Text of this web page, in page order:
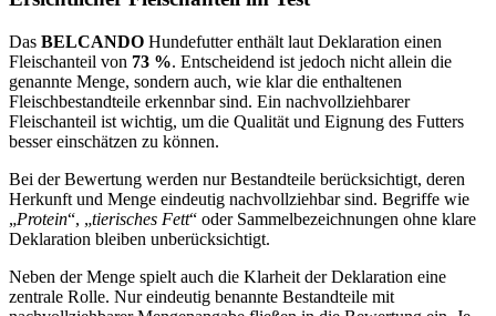
Das BELCANDO Hundefutter enthält laut Deklaration einen
Fleischanteil von 73 %. Entscheidend ist jedoch nicht allein die
genannte Menge, sondern auch, wie klar die enthaltenen
Fleischbestandteile erkennbar sind. Ein nachvollziehbarer
Fleischanteil ist wichtig, um die Qualität und Eignung des Futters
besser einschätzen zu können.
Bei der Bewertung werden nur Bestandteile berücksichtigt, deren
Herkunft und Menge eindeutig nachvollziehbar sind. Begriffe wie
„Protein“, „tierisches Fett“ oder Sammelbezeichnungen ohne klare
Deklaration bleiben unberücksichtigt.
Neben der Menge spielt auch die Klarheit der Deklaration eine
zentrale Rolle. Nur eindeutig benannte Bestandteile mit